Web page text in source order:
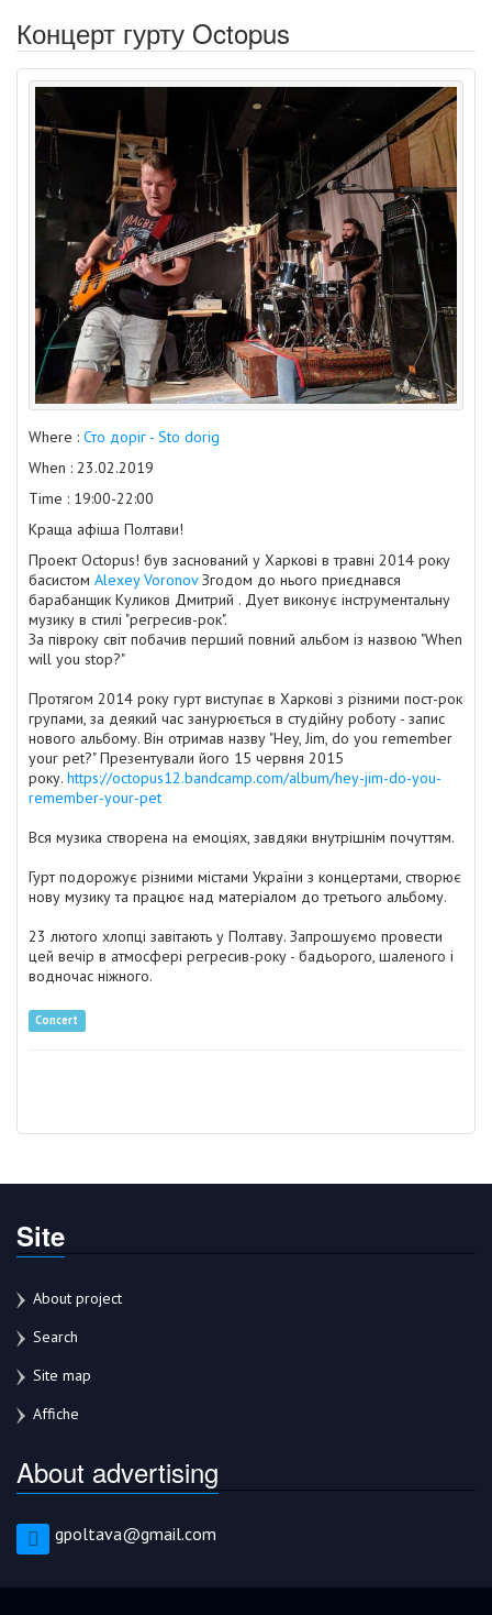
Концерт гурту Octopus
Where : Сто доріг - Sto dorig
When : 23.02.2019
Time : 19:00-22:00
Краща афіша Полтави!
Проект Octopus! був заснований у Харкові в травні 2014 року
басистом Alexey VoronovЗгодом до нього приєднався
барабанщик Куликов Дмитрий . Дует виконує інструментальну
музику в стилі "регресив-рок".
За півроку світ побачив перший повний альбом із назвою "When
will you stop?"
Протягом 2014 року гурт виступає в Харкові з різними пост-рок
групами, за деякий час занурюється в студійну роботу - запис
нового альбому. Він отримав назву "Hey, Jim, do you remember
your pet?" Презентували його 15 червня 2015
року. https://octopus12.bandcamp.com/album/hey-jim-do-you-
remember-your-pet
Вся музика створена на емоціях, завдяки внутрішнім почуттям.
Гурт подорожує різними містами України з концертами, створює
нову музику та працює над матеріалом до третього альбому.
23 лютого хлопці завітають у Полтаву. Запрошуємо провести
цей вечір в атмосфері регресив-року - бадьорого, шаленого і
водночас ніжного.
Concert
Site
About project
Search
Site map
Affiche
About advertising
gpoltava@gmail.com